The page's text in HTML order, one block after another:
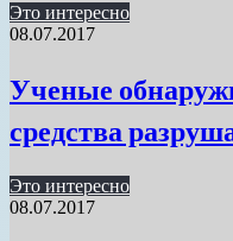
Это интересно
08.07.2017
Ученые
средства
Это интересно
08.07.2017